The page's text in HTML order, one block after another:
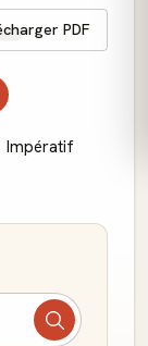
PDF
Impératif